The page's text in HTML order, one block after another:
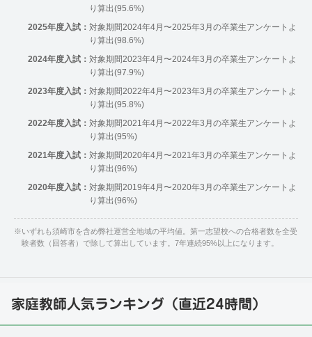
り算出(95.6%)
2025年度入試： 対象期間2024年4月〜2025年3月の卒業生アンケートよ
り算出(98.6%)
2024年度入試： 対象期間2023年4月〜2024年3月の卒業生アンケートよ
り算出(97.9%)
2023年度入試： 対象期間2022年4月〜2023年3月の卒業生アンケートよ
り算出(95.8%)
2022年度入試： 対象期間2021年4月〜2022年3月の卒業生アンケートよ
り算出(95%)
2021年度入試： 対象期間2020年4月〜2021年3月の卒業生アンケートよ
り算出(96%)
2020年度入試： 対象期間2019年4月〜2020年3月の卒業生アンケートよ
り算出(96%)
※いずれも須崎市を含め弊社運営全地域の平均値。第一志望校への合格者数を全受
験者数（回答者）で除して算出しています。7年連続95%以上になります。
家庭教師人気ランキング（直近24時間）